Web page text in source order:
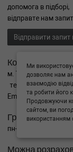
допомога в підборі,
відправте нам
Відправити
Контакти
м. Тернопіль вул.
тел. +38(099)650-
Email.
Графік роботи
пн-пт з 9:00 до
Можна
Ми
дозволяє нам
взаємодію
та робити його
Продовжуючи
сайтом, ви
використанням